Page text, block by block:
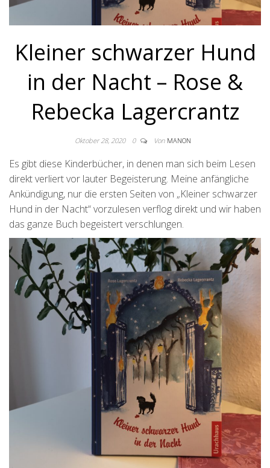
Kleiner schwarzer Hund
in der Nacht – Rose &
Rebecka Lagercrantz
Oktober 28, 2020 0 Von MANON
Es gibt diese Kinderbücher, in denen man sich beim Lesen
direkt verliert vor lauter Begeisterung. Meine anfängliche
Ankündigung, nur die ersten Seiten von „Kleiner schwarzer
Hund in der Nacht“ vorzulesen verflog direkt und wir haben
das ganze Buch begeistert verschlungen.